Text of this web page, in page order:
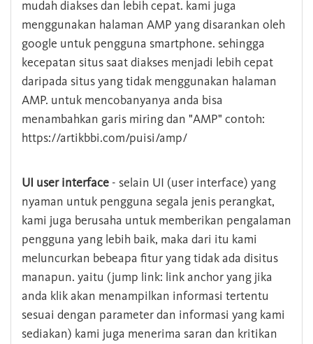
mudah diakses dan lebih cepat. kami juga
menggunakan halaman AMP yang disarankan oleh
google untuk pengguna smartphone. sehingga
kecepatan situs saat diakses menjadi lebih cepat
daripada situs yang tidak menggunakan halaman
AMP. untuk mencobanyanya anda bisa
menambahkan garis miring dan "AMP" contoh:
https://artikbbi.com/puisi/amp/
UI user interface - selain UI (user interface) yang
nyaman untuk pengguna segala jenis perangkat,
kami juga berusaha untuk memberikan pengalaman
pengguna yang lebih baik, maka dari itu kami
meluncurkan bebeapa fitur yang tidak ada disitus
manapun. yaitu (jump link: link anchor yang jika
anda klik akan menampilkan informasi tertentu
sesuai dengan parameter dan informasi yang kami
sediakan) kami juga menerima saran dan kritikan